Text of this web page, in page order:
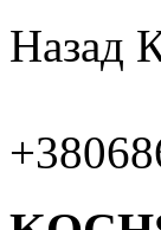
Назад